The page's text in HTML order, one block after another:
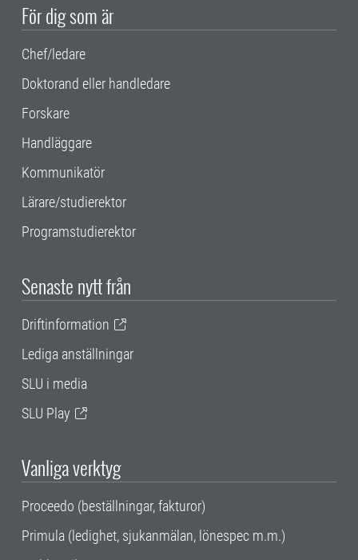
För dig som är
Chef/ledare
Doktorand eller handledare
Forskare
Handläggare
Kommunikatör
Lärare/studierektor
Programstudierektor
Senaste nytt från
Driftinformation
Lediga anställningar
SLU i media
SLU Play
Vanliga verktyg
Proceedo (beställningar, fakturor)
Primula (ledighet, sjukanmälan, lönespec m.m.)